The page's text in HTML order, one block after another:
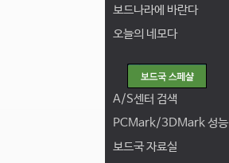
보드나라에 바란다
오늘의 네모다
A/S센터 검색
PCMark/3DMark 성능
보드국 자료실